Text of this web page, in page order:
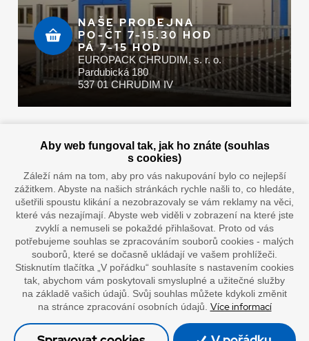
Celkem:
NAŠE PRODEJNA
PO-ČT 7-15.30 HOD
PÁ 7-15 HOD
EUROPACK CHRUDIM, s. r. o.
Pardubická 180
537 01 CHRUDIM IV
Doprava vaším oblíbeným dopravcem
”Lepíme s jistotou”
Aby web fungoval tak, jak ho znáte (souhlas
s cookies)
Záleží nám na tom, aby pro vás nakupování bylo co nejlepší
zážitkem. Abyste na našich stránkách rychle našli to, co hledáte,
ušetřili spoustu klikání a nezobrazovaly se vám reklamy na věci,
které vás nezajímají. Abyste web viděli v zobrazení na které jste
zvyklí a nemuseli se pokaždé přihlašovat. Proto od vás
potřebujeme souhlas se zpracováním souborů cookies - malých
souborů, které se dočasně ukládají ve vašem prohlížeči.
Stisknutím tlačítka „V pořádku“ souhlasíte s nastavením cookies
tak, abychom vám poskytovali smysluplné a užitečné služby
na základě vašich údajů. Svůj souhlas můžete kdykoli změnit
na stránce zpracování osobních údajů. Více informací